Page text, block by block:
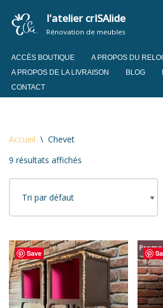
Aller
contenu
l'atelier crISAlide
Rénovation de meubles
ACCÈS BOUTIQUE
A PROPOS DU
A PROPOS DE LA LIVRAISON
BLOG
CONTACT
Accueil \ Chevet
9 résultats affichés
Save